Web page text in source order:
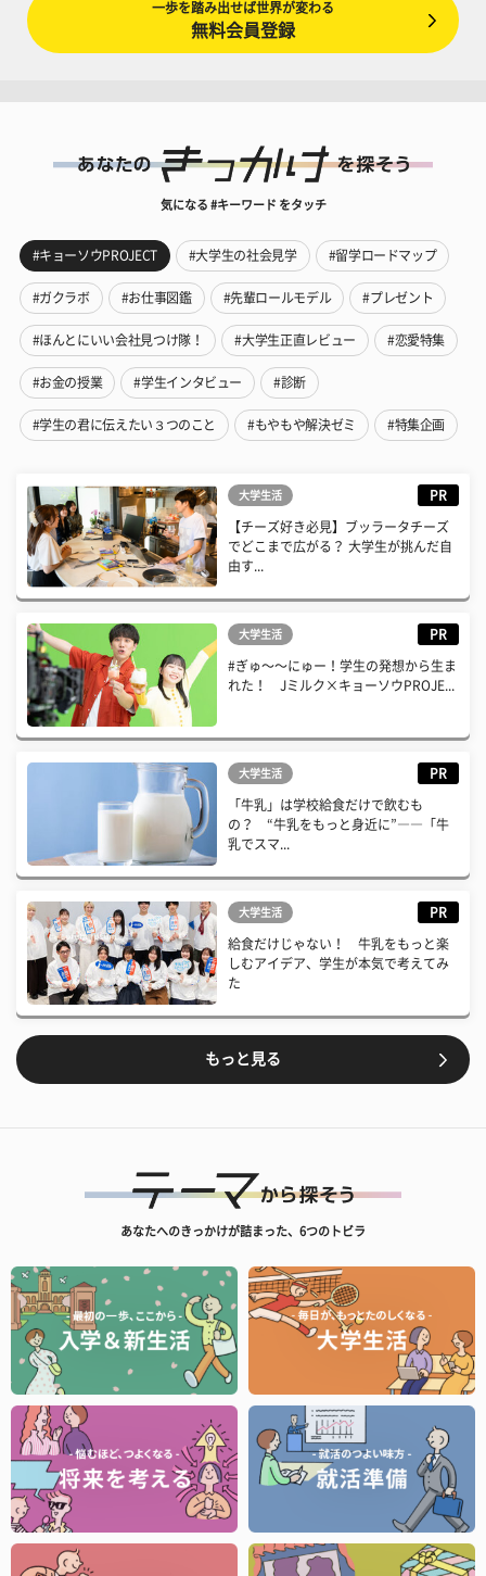
一歩を踏み出せば世界が変わる
無料会員登録
気になる #キーワード をタッチ
#キョーソウPROJECT #大学生の社会見学 #留学ロードマップ
#ガクラボ #お仕事図鑑 #先輩ロールモデル #プレゼント
#ほんとにいい会社見つけ隊！ #大学生正直レビュー #恋愛特集
#お金の授業 #学生インタビュー #診断
#学生の君に伝えたい３つのこと #もやもや解決ゼミ #特集企画
大学生活 PR
【チーズ好き必見】ブッラータチーズ
でどこまで広がる？ 大学生が挑んだ自
由す...
大学生活 PR
#ぎゅ〜〜にゅー！学生の発想から生ま
れた！ Jミルク×キョーソウPROJE...
大学生活 PR
「牛乳」は学校給食だけで飲むも
の？ “牛乳をもっと身近に”――「牛
乳でスマ...
大学生活 PR
給食だけじゃない！ 牛乳をもっと楽
しむアイデア、学生が本気で考えてみ
た
もっと見る
あなたへのきっかけが詰まった、6つのトビラ